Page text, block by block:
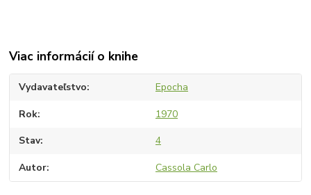
Viac informácií o knihe
Vydavateľstvo Epocha
Rok 1970
Stav 4
Autor Cassola Carlo